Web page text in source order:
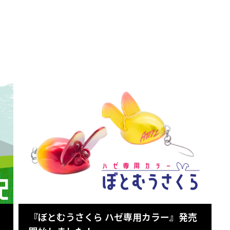
『ぼとむうさくら ハゼ専用カラー』発売